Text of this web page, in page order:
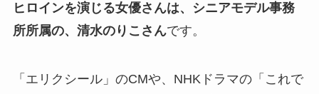
ヒロインを演じる女優さんは、シニアモデル事務
所所属の、清水のりこさんです。
「エリクシール」のCMや、NHKドラマの「これで